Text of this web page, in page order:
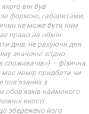
він був
формою, габаритами,
не може бути ним
право на обмін
днів, не рахуючи дня
значенні згідно
споживачів») – фізична
має намір придбати чи
з
найманого
якості
збережено його